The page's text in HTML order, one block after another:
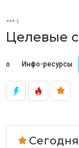
Целевые
Инфо-ресурсы